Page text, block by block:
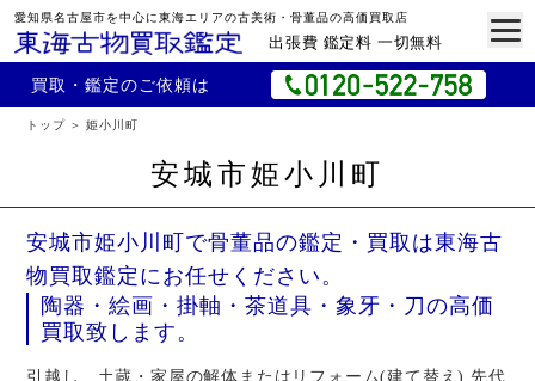
愛知県名古屋市を中心に東海エリアの古美術・骨董品の高価買取店
出張費 鑑定料 一切無料
買取・鑑定のご依頼は
トップ 姫小川町
安城市姫小川町
安城市姫小川町で骨董品の鑑定・買取は東海古
物買取鑑定にお任せください。
陶器・絵画・掛軸・茶道具・象牙・刀の高価
買取致します。
引越し、土蔵・家屋の解体またはリフォーム(建て替え) 先代